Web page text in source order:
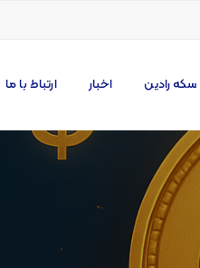
سکه رادین اخبار ارتباط با ما